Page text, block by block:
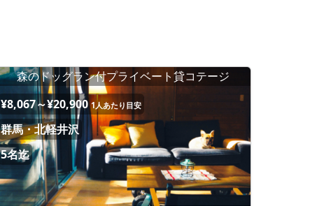
森のドッグラン付プライベート貸コテージ
¥8,067～¥20,900 1人あたり目安
群馬・北軽井沢
5名迄